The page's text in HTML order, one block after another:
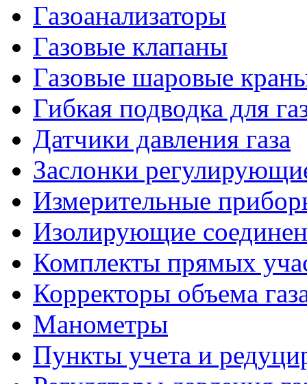
Газоанализаторы
Газовые клапаны
Газовые шаровые
Гибкая подводка для
Датчики давления газа
Заслонки
Измерительные
Изолирующие
Комплекты прямых
Корректоры объема
Манометры
Пункты учета и